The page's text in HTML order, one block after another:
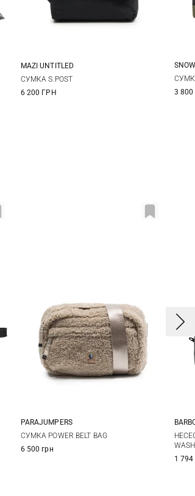
MAZI UNTITLED
СУМКА S.POST
6 200 ГРН
3
One Size
PARAJUMPERS
СУМКА POWER BELT BAG
6 500 грн
1 794